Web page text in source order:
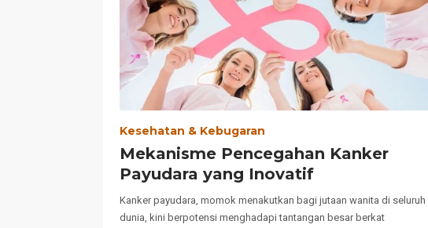
Kesehatan & Kebugaran
Mekanisme Pencegahan Kanker
Payudara yang Inovatif
Kanker payudara, momok menakutkan bagi jutaan wanita di seluruh
dunia, kini berpotensi menghadapi tantangan besar berkat